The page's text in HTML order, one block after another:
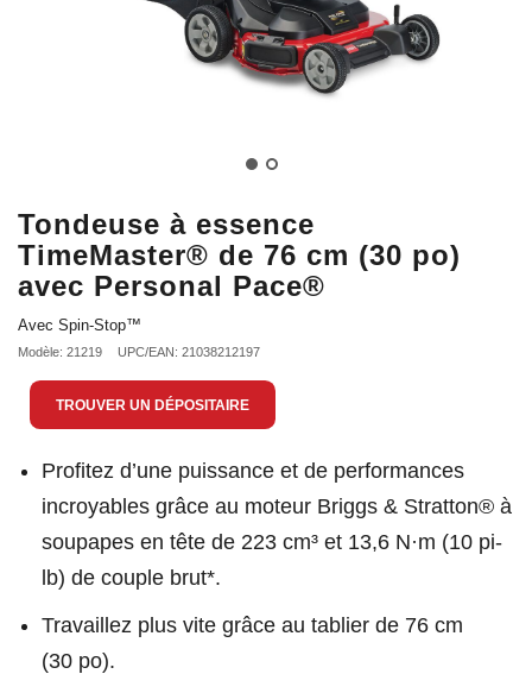
Tondeuse à essence
TimeMaster® de 76 cm (30 po)
avec Personal Pace®
Avec Spin-Stop™
Modèle: 21219 UPC/EAN: 21038212197
TROUVER UN DÉPOSITAIRE
Profitez d’une puissance et de performances
incroyables grâce au moteur Briggs & Stratton® à
soupapes en tête de 223 cm³ et 13,6 N·m (10 pi-
lb) de couple brut*.
Travaillez plus vite grâce au tablier de 76 cm
(30 po).